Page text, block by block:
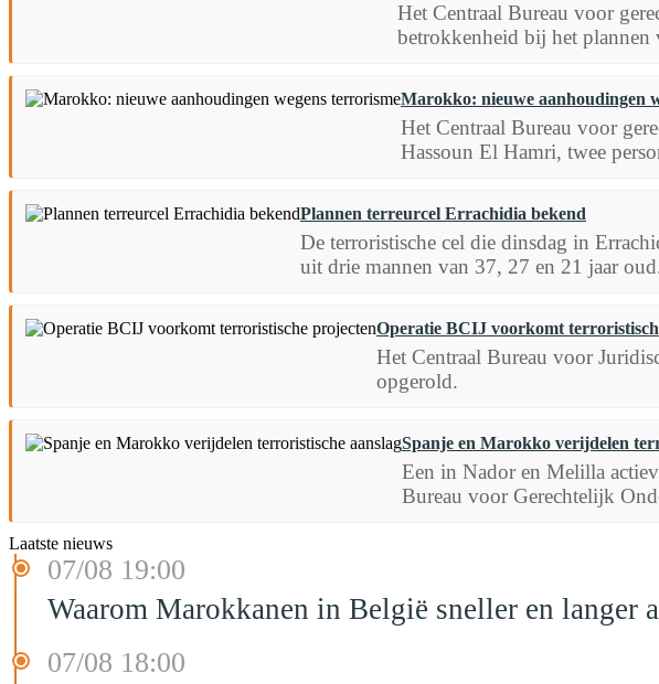
Het Centraal Bureau voor
betrokkenheid bij het plannen
Marokko: nieuwe aanhoudingen
Het Centraal Bureau voor
Hassoun El Hamri, twee
Plannen terreurcel Errachidia bekend
De terroristische cel die dinsdag in
uit drie mannen van 37, 27 en 21 jaar
Operatie BCIJ voorkomt
Het Centraal Bureau voor
opgerold.
Spanje en Marokko verijdelen
Een in Nador en Melilla
Bureau voor Gerechtelijk
Laatste nieuws
07/08 19:00
Waarom Marokkanen in België sneller en langer
07/08 18:00